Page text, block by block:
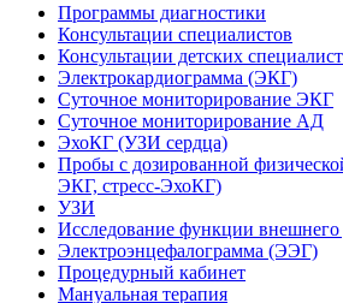
Программы диагностики
Консультации специалистов
Консультации детских
Электрокардиограмма (ЭКГ)
Суточное мониторирование ЭКГ
Суточное мониторирование АД
ЭхоКГ (УЗИ сердца)
Пробы с дозированной
ЭКГ, стресс-ЭхоКГ)
УЗИ
Исследование функции
Электроэнцефалограмма (ЭЭГ)
Процедурный кабинет
Мануальная терапия